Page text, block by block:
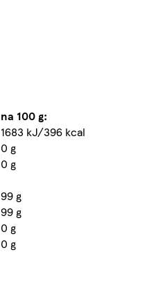
na 100 g:
1683 kJ/396 kcal
0 g
0 g
99 g
99 g
0 g
0 g